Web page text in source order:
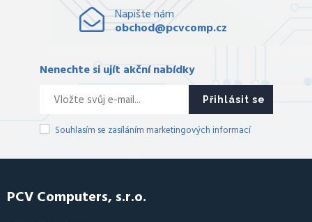
Napište nám
obchod@pcvcomp.cz
Nenechte si ujít akční nabídky
Přihlásit se
Souhlasím se zasíláním marketingových informací
PCV Computers, s.r.o.